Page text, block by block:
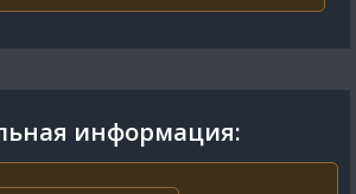
информация: